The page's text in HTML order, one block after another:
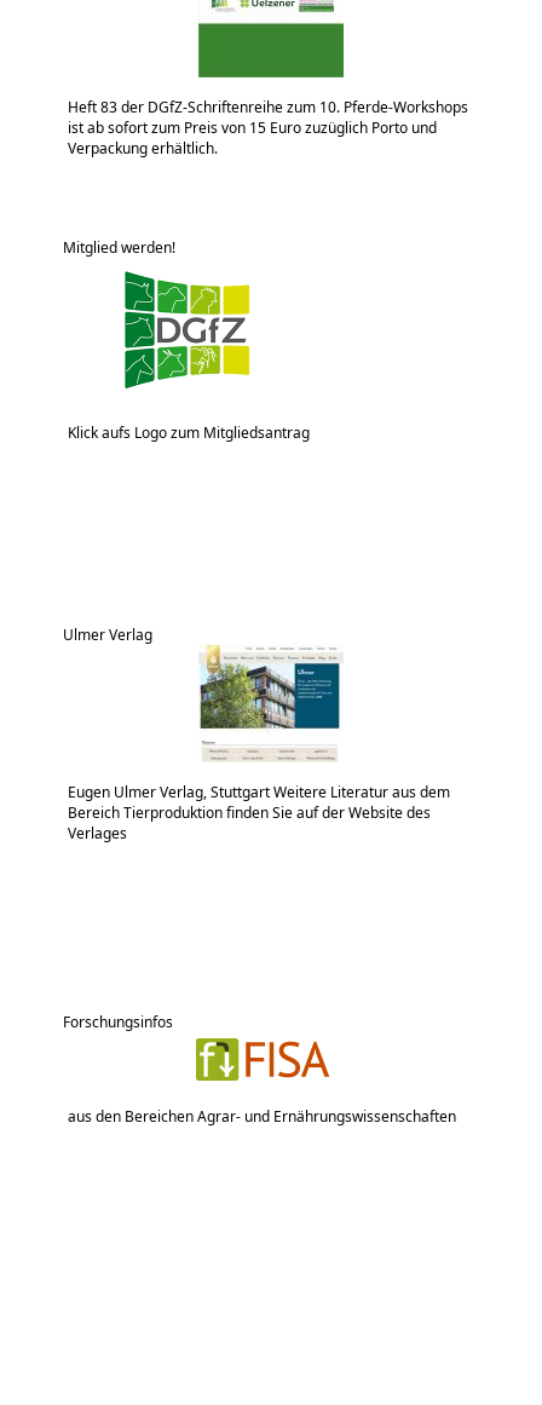
Heft 83 der DGfZ-Schriftenreihe zum 10. Pferde-Workshops
ist ab sofort zum Preis von 15 Euro zuzüglich Porto und
Verpackung erhältlich.
Mitglied werden!
Klick aufs Logo zum Mitgliedsantrag
Ulmer Verlag
Eugen Ulmer Verlag, Stuttgart Weitere Literatur aus dem
Bereich Tierproduktion finden Sie auf der Website des
Verlages
Forschungsinfos
aus den Bereichen Agrar- und Ernährungswissenschaften